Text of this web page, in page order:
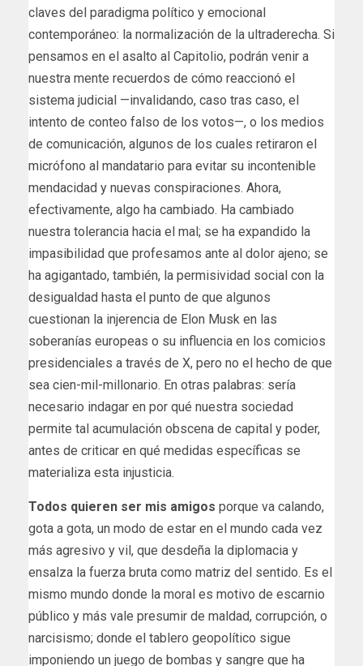
claves del paradigma político y emocional
contemporáneo: la normalización de la ultraderecha. Si
pensamos en el asalto al Capitolio, podrán venir a
nuestra mente recuerdos de cómo reaccionó el
sistema judicial —invalidando, caso tras caso, el
intento de conteo falso de los votos—, o los medios
de comunicación, algunos de los cuales retiraron el
micrófono al mandatario para evitar su incontenible
mendacidad y nuevas conspiraciones. Ahora,
efectivamente, algo ha cambiado. Ha cambiado
nuestra tolerancia hacia el mal; se ha expandido la
impasibilidad que profesamos ante al dolor ajeno; se
ha agigantado, también, la permisividad social con la
desigualdad hasta el punto de que algunos
cuestionan la injerencia de Elon Musk en las
soberanías europeas o su influencia en los comicios
presidenciales a través de X, pero no el hecho de que
sea cien-mil-millonario. En otras palabras: sería
necesario indagar en por qué nuestra sociedad
permite tal acumulación obscena de capital y poder,
antes de criticar en qué medidas específicas se
materializa esta injusticia.
Todos quieren ser mis amigos porque va calando,
gota a gota, un modo de estar en el mundo cada vez
más agresivo y vil, que desdeña la diplomacia y
ensalza la fuerza bruta como matriz del sentido. Es el
mismo mundo donde la moral es motivo de escarnio
público y más vale presumir de maldad, corrupción, o
narcisismo; donde el tablero geopolítico sigue
imponiendo un juego de bombas y sangre que ha